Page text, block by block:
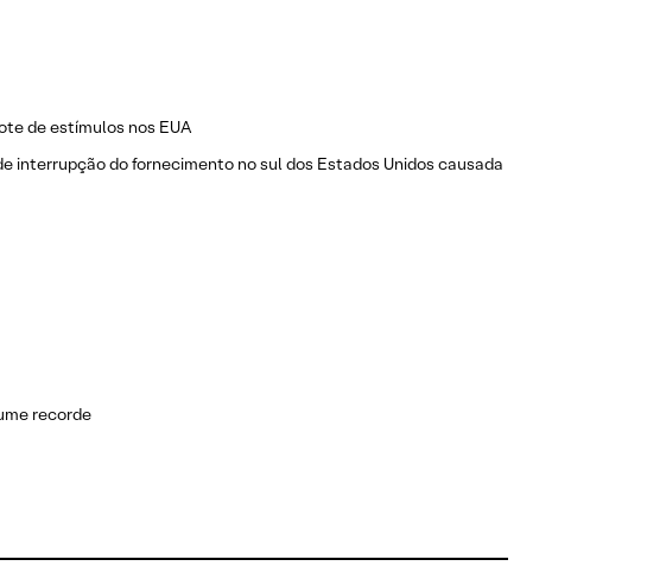
de estímulos nos EUA
interrupção do fornecimento no sul dos Estados Unidos causada
recorde